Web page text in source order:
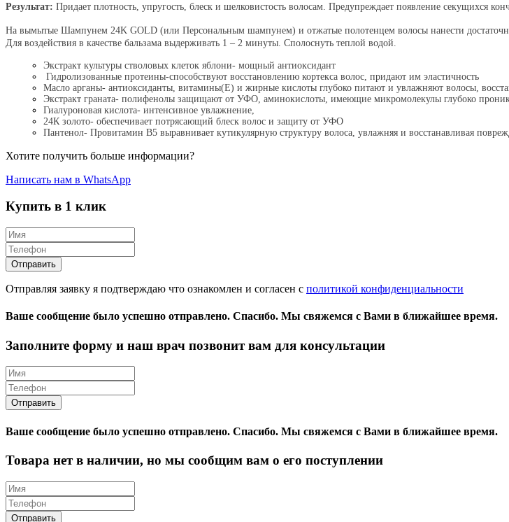
Результат: Придает плотность, упругость, блеск и шелковистость волосам. Предупреждает появление секущихся
На вымытые Шампунем 24K GOLD (или Персональным шампунем) и отжатые полотенцем волосы нанести
Для воздействия в качестве бальзама выдерживать 1 – 2 минуты. Сполоснуть теплой водой.
Экстракт культуры стволовых клеток яблони- мощный антиоксидант
Гидролизованные протеины-способствуют восстановлению кортекса волос, придают им эластичность
Масло арганы- антиоксиданты, витамины(Е) и жирные кислоты глубоко питают и увлажняют волосы,
Экстракт граната- полифенолы защищают от УФО, аминокислоты, имеющие микромолекулы глубоко
Гиалуроновая кислота- интенсивное увлажнение,
24К золото- обеспечивает потрясающий блеск волос и защиту от УФО
Пантенол- Провитамин В5 выравнивает кутикулярную структуру волоса, увлажняя и восстанавливая
Хотите получить больше информации?
Написать нам в WhatsApp
Купить в 1 клик
Отправляя заявку я подтверждаю что ознакомлен и согласен с политикой конфиденциальности
Ваше сообщение было успешно отправлено. Спасибо. Mы свяжемся с Вами в ближайшее время.
Заполните форму и наш врач позвонит вам для консультации
Ваше сообщение было успешно отправлено. Спасибо. Mы свяжемся с Вами в ближайшее время.
Товара нет в наличии, но мы сообщим вам о его поступлении